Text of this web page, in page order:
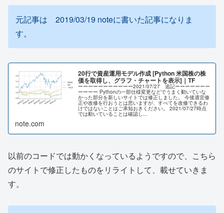
元記事は 2019/03/19 noteに書いた記事になりま
す。
20行で資産運用モデル作成 [Python 米国株の株
価を取得し、グラフ・チャートを表示]｜TF
ーーーーーーーーーーー2021/07/27 追記ーーーーーーー
ーーーー Pythonの一部仕様変更などでうまく動いていな
かった部分を新しいサイトでは修正しました。 今後適宜修
正や改修を行おうとは思いますが、すべてを改修できるわ
けではないことはご承知おきください。 2021/07/27時点
では動いていることは確認し...
note.com
以前のコードでは動かくなっているようですので、こちら
のサイトで修正したものをリライトして、載せていきま
す。